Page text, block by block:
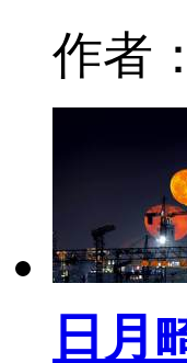
作者
日月